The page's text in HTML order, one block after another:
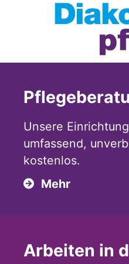
Unsere
umfassend,
kostenlos.
Mehr
Arbeiten in